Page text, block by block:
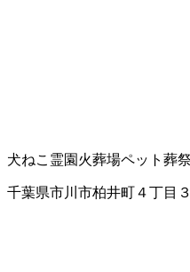
犬ねこ霊園 火葬場ペット葬祭
千葉県市川市柏井町４丁目